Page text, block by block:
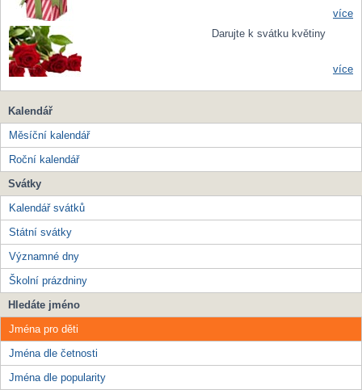
více
Darujte k svátku květiny
více
Kalendář
Měsíční kalendář
Roční kalendář
Svátky
Kalendář svátků
Státní svátky
Významné dny
Školní prázdniny
Hledáte jméno
Jména pro děti
Jména dle četnosti
Jména dle popularity